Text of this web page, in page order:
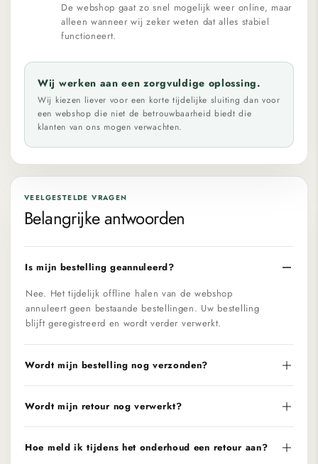
De webshop gaat zo snel mogelijk weer online, maar
alleen wanneer wij zeker weten dat alles stabiel
functioneert.
Wij werken aan een zorgvuldige oplossing.
Wij kiezen liever voor een korte tijdelijke sluiting dan voor
een webshop die niet de betrouwbaarheid biedt die
klanten van ons mogen verwachten.
VEELGESTELDE VRAGEN
Belangrijke antwoorden
Is mijn bestelling geannuleerd?
Nee. Het tijdelijk offline halen van de webshop
annuleert geen bestaande bestellingen. Uw bestelling
blijft geregistreerd en wordt verder verwerkt.
Wordt mijn bestelling nog verzonden?
Wordt mijn retour nog verwerkt?
Hoe meld ik tijdens het onderhoud een retour aan?